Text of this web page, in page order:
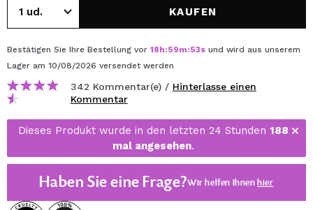
KAUFEN
Bestätigen Sie Ihre Bestellung vor 18h:59m:53s und wird aus unserem
Lager am 10/08/2026 versendet werden
342 Kommentar(e) / Hinterlasse einen
Kommentar
Dieses Produkt wurde in den letzten 24 Stunden 188
mal angesehen.
Haben Sie eine Frage?Wir helfen Ihnenhier